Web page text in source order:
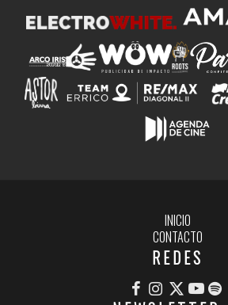
INICIO
CONTACTO
REDES